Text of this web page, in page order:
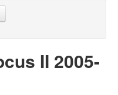
II 2005-